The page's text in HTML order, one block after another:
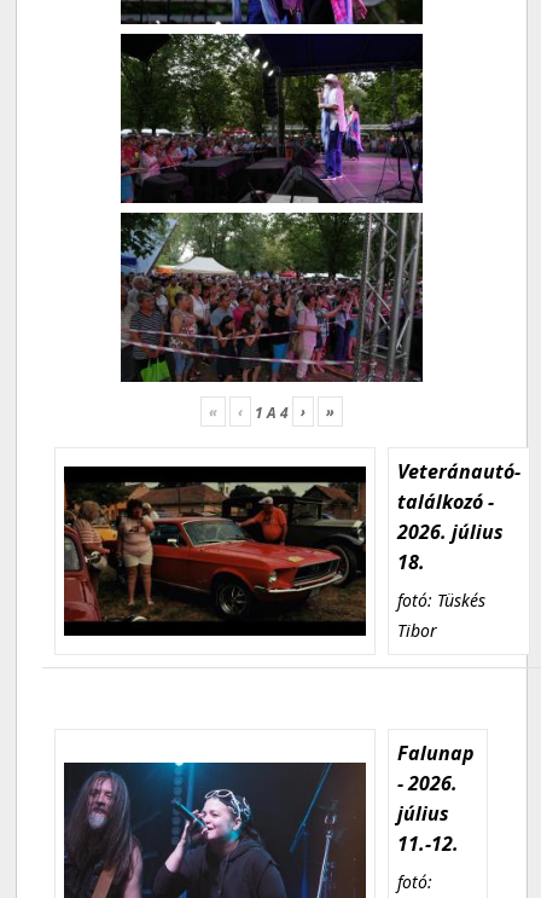
« ‹ 1A 4 › »
Veteránautó-
találkozó -
2026. július
18.
fotó: Tüskés
Tibor
Falunap
- 2026.
július
11.-12.
fotó: